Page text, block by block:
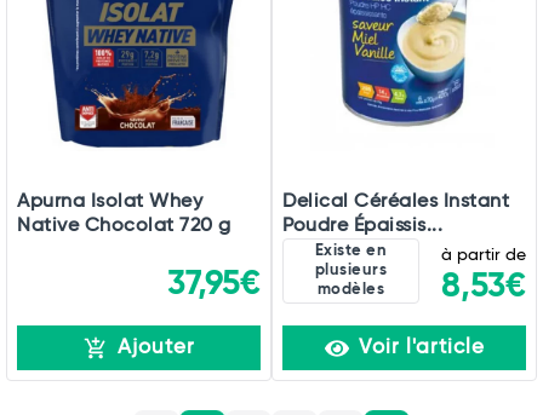
Apurna Isolat Whey
Native Chocolat 720 g
37,95€
Ajouter
Delical Céréales Instant
Poudre Épaissis...
Existe en
plusieurs
modèles
à partir de
8,53€
Voir l'article